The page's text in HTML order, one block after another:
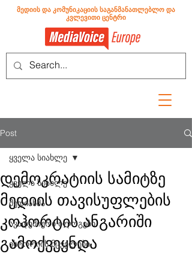
მედიის და კომუნიკაციის საგანმანათლებლო და
კვლევითი ცენტრი
Post
ყველა სიახლე
მედიახმა
აკადემიური ბლოგები
ისტორიის მცველები
ყველა სიახლე
დემოკრატიის სამიტზე
მედიის თავისუფლების
კოჰორტის ანგარიში
გამოქვეყნდა